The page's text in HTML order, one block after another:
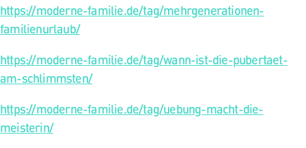
https://moderne-familie.de/tag/mehrgenerationen-
familienurlaub/
https://moderne-familie.de/tag/wann-ist-die-pubertaet-
am-schlimmsten/
https://moderne-familie.de/tag/uebung-macht-die-
meisterin/